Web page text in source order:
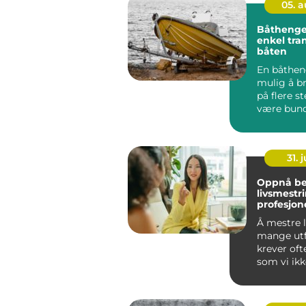
05.
Båthenger trygg
enkel
båten
En
mulig å
på flere
være
31.
Oppnå
coaching
Å mestre
mange
krever
som vi